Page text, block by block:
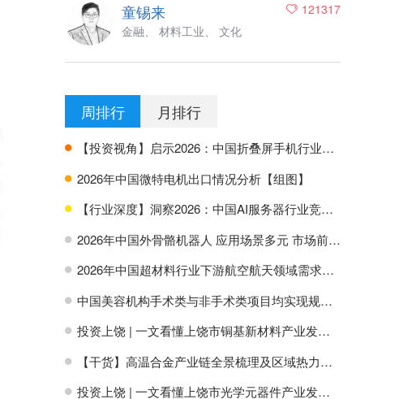
121317
童锡来
金融、 材料工业、 文化
周排行 月排行
H 【投资视角】启示2026：中国折叠屏手机行业投融资及兼并重组分析
H 2026年中国微特电机出口情况分析【组图】
H 【行业深度】洞察2026：中国AI服务器行业竞争格局及市场份额
H 2026年中国外骨骼机器人 应用场景多元 市场前景广阔【组图】
H 2026年中国超材料行业下游航空航天领域需求分析【组图】
H 中国美容机构手术类与非手术类项目均实现规模增长【组图】
H 投资上饶 | 一文看懂上饶市铜基新材料产业发展现状与投资机会前瞻
H 【干货】高温合金产业链全景梳理及区域热力地图
H 投资上饶 | 一文看懂上饶市光学元器件产业发展现状与投资机会前瞻